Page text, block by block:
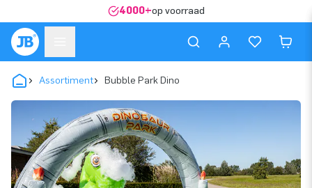
4000+op voorraad
Assortiment Bubble Park Dino